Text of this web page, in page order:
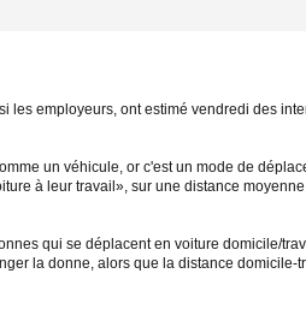
les employeurs, ont estimé vendredi des
un véhicule, or c'est un mode de
à leur travail», sur une distance
qui se déplacent en voiture domicile/
la donne, alors que la distance domicile-